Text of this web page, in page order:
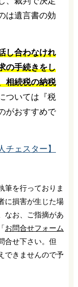
は遺言書の効
し合わなけれ
の手続きをし
相続税の納税
ついては『税
がおすすめで
ェスター】
筆を行っておりま
に損害が生じた場
なお、ご指摘があ
お問合せフォーム
合せ下さい。但
できませんので予